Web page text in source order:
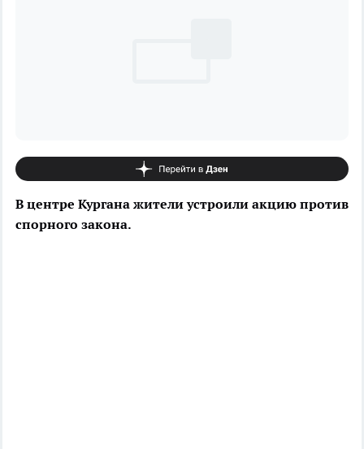
В центре Кургана жители устроили акцию против
спорного закона.